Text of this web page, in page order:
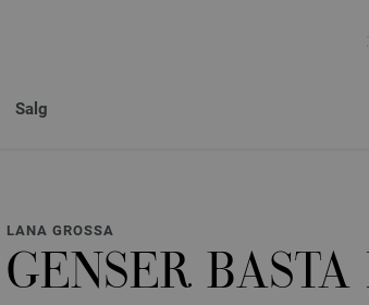
Salg
LANA GROSSA
GENSER